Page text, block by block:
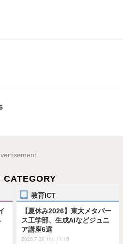
CATEGORY
教育ICT
【夏休み2026】東大メタバー
ス工学部、生成AIなどジュニ
ア講座6選
2026.7.30 Thu 11:15